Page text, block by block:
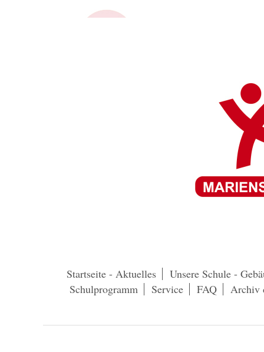
Startseite - Aktuelles
Unsere Schule -
Schulprogramm
Service FAQ Archiv